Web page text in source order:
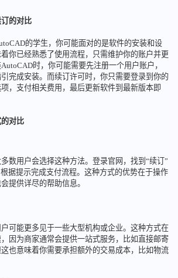
的对比
的学生，你可能面对的是软件的安装和设
你已经熟悉了使用流程，只需维护你的账户并更
时，你可能需要先注册一个用户账户，
完成安装。而续订许可时，你只需要登录到你的
，支付相关费用，最后更新软件到最新版本即
对比
数用户会选择这种方法。登录官网，找到“续订”
据提示完成支付流程。这种方式的优势在于操作
提供详尽的帮助信息。
可能更多见于一些大型机构或企业。这种方式在
因为商家通常会提供一站式服务，比如直接邮寄
也意味着你需要承担额外的交易成本，比如物流